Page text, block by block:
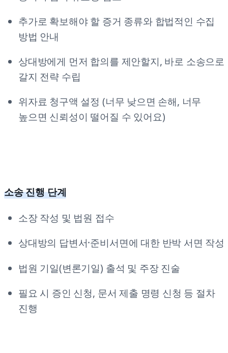
추가로 확보해야 할 증거 종류와 합법적인 수집
방법 안내
상대방에게 먼저 합의를 제안할지, 바로 소송으로
갈지 전략 수립
위자료 청구액 설정 (너무 낮으면 손해, 너무
높으면 신뢰성이 떨어질 수 있어요)
소송 진행 단계
소장 작성 및 법원 접수
상대방의 답변서·준비서면에 대한 반박 서면 작성
법원 기일(변론기일) 출석 및 주장 진술
필요 시 증인 신청, 문서 제출 명령 신청 등 절차
진행